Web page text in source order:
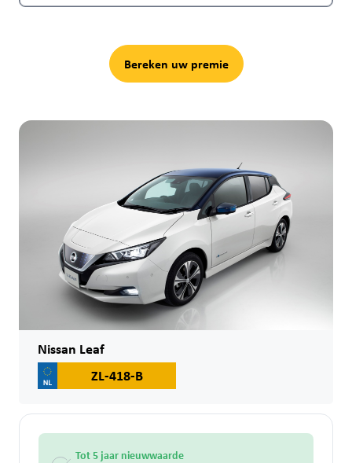
Bereken uw premie
Nissan Leaf
ZL-418-B
Tot 5 jaar nieuwwaarde